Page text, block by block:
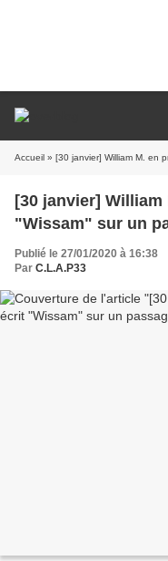
Accueil » [30 janvier] William M. en
[30 janvier]
"Wissam" sur un
Publié le 27/01/2020 à 16:38
Par C.L.A.P33